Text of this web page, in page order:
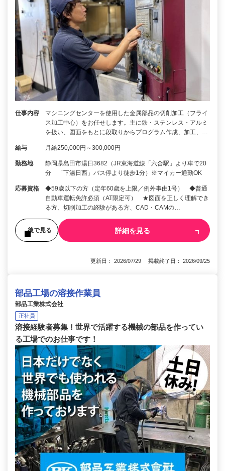
仕事内容
マシニングセンターを使用した金属部品の切削加工（フライ
ス加工中心）をお任せします。主に鉄・ステンレス・アルミ
を扱い、図面をもとに段取りからプログラム作成、加工、…
給与 月給250,000円～300,000円
勤務地
静岡県島田市湯日3682（JR東海道線「六合駅」より車で20
分 「下湯日西」バス停より徒歩1分）※マイカー通勤OK
応募資格
◆59歳以下の方（定年60歳を上限／例外事由1号） ◆普通
自動車運転免許必須（AT限定可） ★図面を正しく理解でき
る方、切削加工の経験がある方、CAD・CAMの…
後で見る 詳細を見る
更新日： 2026/07/29 掲載終了日： 2026/09/25
部品工場の溶接作業員
部品工業株式会社
正社員
溶接経験者募集！世界で活躍する機械の部品を作ってい
る工場でのお仕事です！